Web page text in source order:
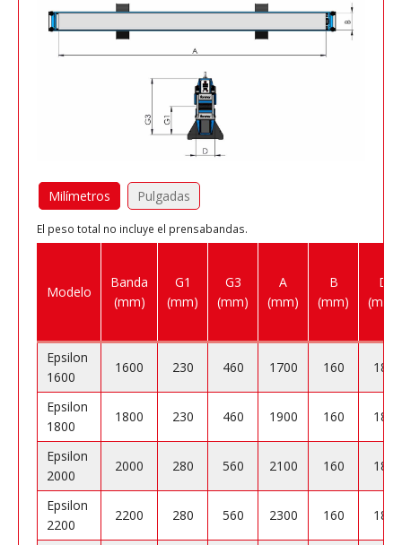
Milímetros Pulgadas
El peso total no incluye el prensabandas.
Modelo
Banda
(mm)
G1
(mm)
G3
(mm)
A
(mm)
B
(mm)
D
(mm)
Epsilon
1600
1600 230 460 1700 160 180
Epsilon
1800
1800 230 460 1900 160 180
Epsilon
2000
2000 280 560 2100 160 180
Epsilon
2200
2200 280 560 2300 160 180